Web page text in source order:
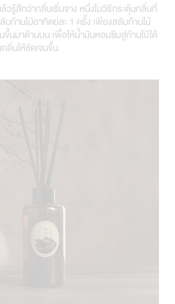
ล้วรู้สึกว่ากลิ่นเริ่มจาง หนึ่งในวิธีกระตุ้นกลิ่นที่
ก้านไม้อาทิตย์ละ 1 ครั้ง เพียงสลับก้านไม้
นมาด้านบน เพื่อให้น้ำมันหอมซึมสู่ก้านไม้ได้
ลิ่นให้ชัดเจนขึ้น